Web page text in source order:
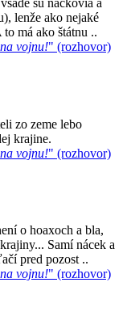
sú náckovia a
lenže ako nejaké
má ako štátnu ..
vojnu!" (rozhovor)
zo zeme lebo
krajine.
vojnu!" (rozhovor)
o hoaxoch a bla,
Samí nácek a
pred pozost ..
vojnu!" (rozhovor)